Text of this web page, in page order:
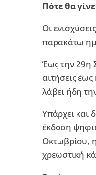
Πότε θα
Οι
παρακάτω
Έως την 29η
αιτήσεις
λάβει ήδη
Υπάρχει και
έκδοση
Οκτωβρίου,
χρεωστική